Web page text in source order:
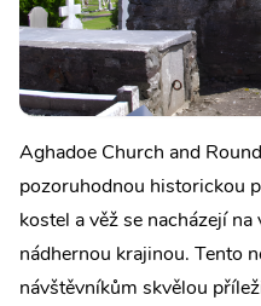
Aghadoe Church and
pozoruhodnou historickou
kostel a věž se nacházejí
nádhernou krajinou. Tento
návštěvníkům skvělou